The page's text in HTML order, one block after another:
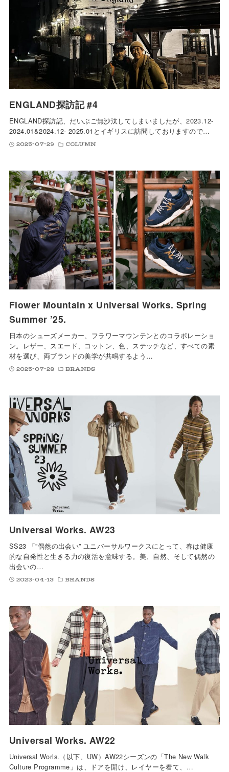
ENGLAND探訪記 #4
ENGLAND探訪記、だいぶご無沙汰してしまいましたが、2023.12-
2024.01&2024.12- 2025.01とイギリスに訪問しておりますので…
2025-07-29 COLUMN
Flower Mountain x Universal Works. Spring
Summer ’25.
日本のシューズメーカー、フラワーマウンテンとのコラボレーショ
ン。レザー、スエード、コットン、色、ステッチなど、すべての素
材を選び、両ブランドの美学が共鳴するよう…
2025-07-28 BRANDS
Universal Works. AW23
SS23 「”偶然の出会い” ユニバーサルワークスにとって、春は健康
的な自発性と生きる力の復活を意味する。美、自然、そして偶然の
出会いの…
2023-04-13 BRANDS
Universal Works. AW22
Universal Worls.（以下、UW）AW22シーズンの「The New Walk
Culture Programme」は、ドアを開け、レイヤーを着て、…